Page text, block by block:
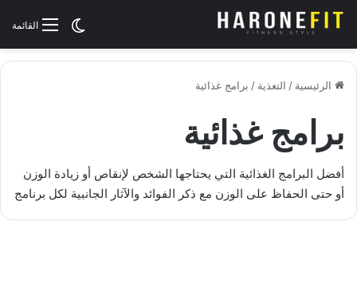
القائمةالوضع
الرئيسية / التغذية / برامج غذائية
برامج غذائية
أفضل البرامج الغذائية التي يحتاجها الشخص لإنقاص أو زيادة الوزن
أو حتى الحفاظ على الوزن مع ذكر الفوائد والآثار الجانبية لكل برنامج